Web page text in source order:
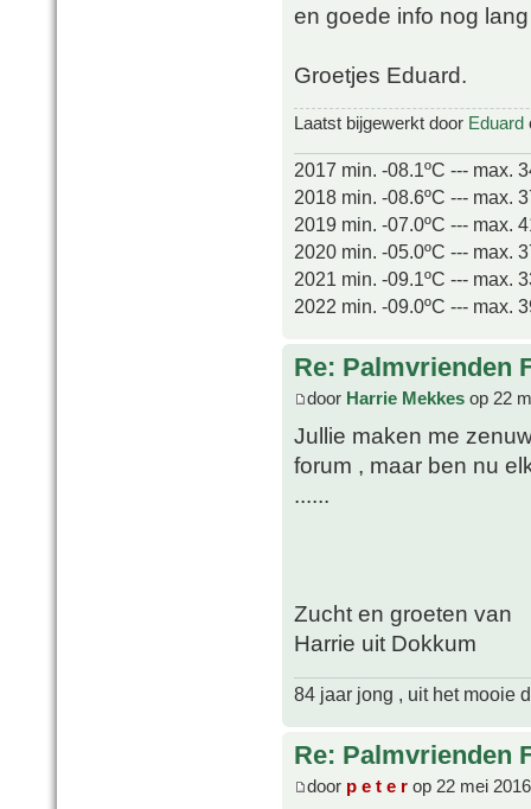
en goede info nog
Groetjes Eduard.
Laatst bijgewerkt door Eduard
2017 min. -08.1ºC --- max.
2018 min. -08.6ºC --- max.
2019 min. -07.0ºC --- max.
2020 min. -05.0ºC --- max.
2021 min. -09.1ºC --- max.
2022 min. -09.0ºC --- max.
Re: Palmvrienden
door Harrie Mekkes op 22
Jullie maken me
forum , maar ben nu
......
Zucht en groeten van
Harrie uit Dokkum
84 jaar jong , uit het mooie
Re: Palmvrienden
door p e t e r op 22 mei